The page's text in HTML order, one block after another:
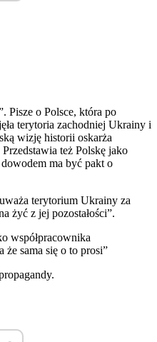
Pisze o Polsce, która po
terytoria zachodniej Ukrainy i
wizję historii oskarża
też Polskę jako
ma być pakt o
terytorium Ukrainy za
żyć z jej pozostałości”.
współpracownika
że sama się o to prosi”